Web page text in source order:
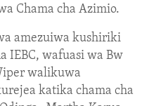
Chama cha Azimio.
amezuiwa kushiriki
IEBC, wafuasi wa Bw
walikuwa
katika chama cha